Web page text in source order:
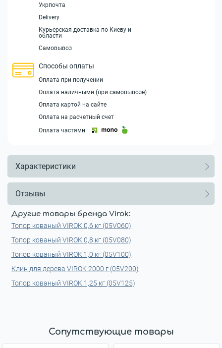
Укрпочта
Delivery
Курьерская доставка по Киеву и
области
Самовывоз
Способы оплаты
Оплата при получении
Оплата наличными (при самовывозе)
Оплата картой на сайте
Оплата на расчетный счет
Оплата частями
Характеристики
Отзывы
Другие товары бренда Virok:
Топор кованый VIROK 0,6 кг (05V060)
Топор кованый VIROK 0,8 кг (05V080)
Топор кованый VIROK 1,0 кг (05V100)
Клин для дерева VIROK 2000 г (05V200)
Топор кованый VIROK 1,25 кг (05V125)
Сопутствующие товары